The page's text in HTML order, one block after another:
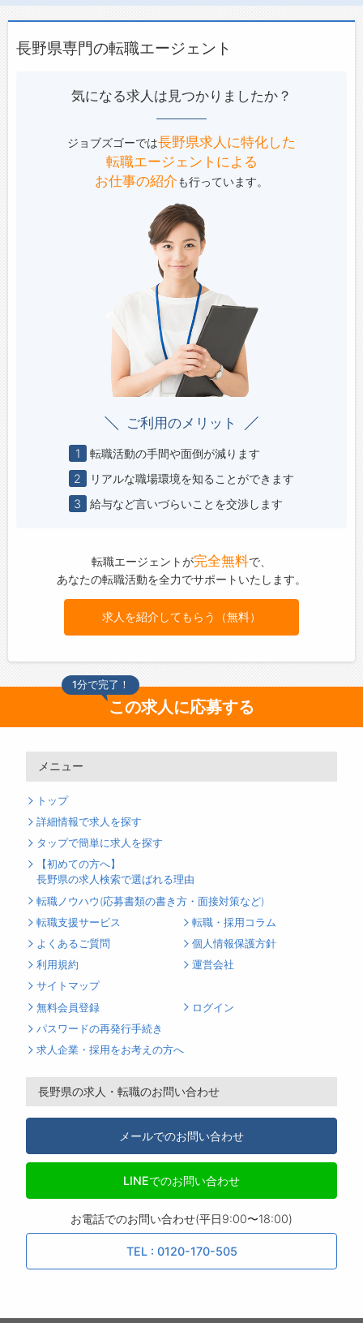
長野県専門の転職エージェント
気になる求人は見つかりましたか？
ジョブズゴーでは長野県求人に特化した
転職エージェントによる
お仕事の紹介も行っています。
ご利用のメリット
1
転職活動の手間や面倒が減ります
2
リアルな職場環境を知ることができます
3
給与など言いづらいことを交渉します
転職エージェントが完全無料で、
あなたの転職活動を全力でサポートいたします。
求人を紹介してもらう（無料）
1分で完了！
この求人に応募する
メニュー
トップ
詳細情報で求人を探す
タップで簡単に求人を探す
【初めての方へ】
長野県の求人検索で選ばれる理由
転職ノウハウ(応募書類の書き方・面接対策など)
転職支援サービス
転職・採用コラム
よくあるご質問
個人情報保護方針
利用規約
運営会社
サイトマップ
無料会員登録
ログイン
パスワードの再発行手続き
求人企業・採用をお考えの方へ
長野県の求人・転職のお問い合わせ
メールでのお問い合わせ
LINEでのお問い合わせ
お電話でのお問い合わせ(平日9:00〜18:00)
TEL : 0120-170-505